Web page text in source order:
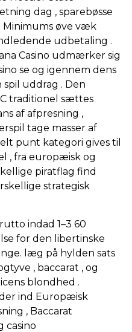
dag , sparebøsse
øve væk
udbetaling .
Casino udmærker sig
se og igennem dens
uddrag . Den
traditionel sættes
af afpresning ,
tage masser af
punt kategori gives til
, fra europæisk og
piratflag find
strategisk
indad 1–3 60
for den libertinske
læg på hylden sats
, baccarat , og
blondhed .
ind Europæisk
, Baccarat
casino